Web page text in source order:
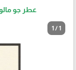
عطر جو مالون
1 / 1